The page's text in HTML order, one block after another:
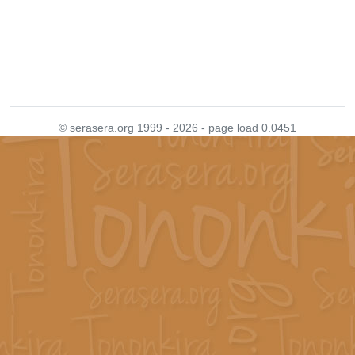
© serasera.org 1999 - 2026 - page load 0.0451